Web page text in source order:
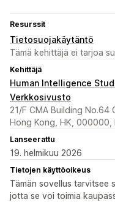
Resurssit
Tietosuojakäytäntö
Tämä kehittäjä ei tarjoa
Kehittäjä
Human Intelligence
Verkkosivusto
21/F CMA Building No.64
Hong Kong, HK, 000000,
Lanseerattu
19. helmikuu 2026
Tietojen käyttöoikeus
Tämän sovellus tarvitsee
jotta se voi toimia